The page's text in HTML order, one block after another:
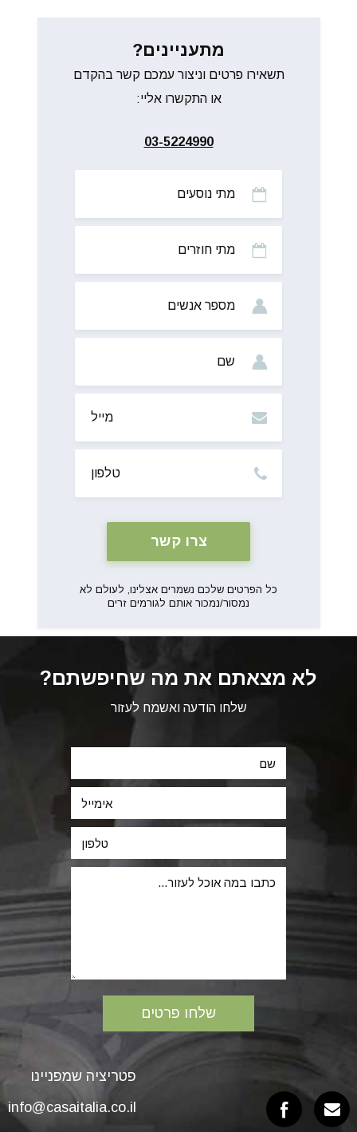
מתעניינים?
תשאירו פרטים וניצור עמכם קשר בהקדם
או התקשרו אליי:
03-5224990
אנשים
כל הפרטים שלכם נשמרים אצלינו, לעולם לא
נמסור/נמכור אותם לגורמים זרים
לא מצאתם את מה שחיפשתם?
שלחו הודעה ואשמח לעזור
פטריציה שמפניינו
info@casaitalia.co.il